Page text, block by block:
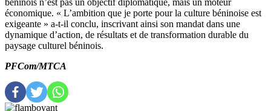
économique. « L’ambition que je porte pour la culture béninoise est
exigeante » a-t-il conclu, inscrivant ainsi son mandat dans une
dynamique d’action, de résultats et de transformation durable du
paysage culturel béninois.
PFCom/MTCA